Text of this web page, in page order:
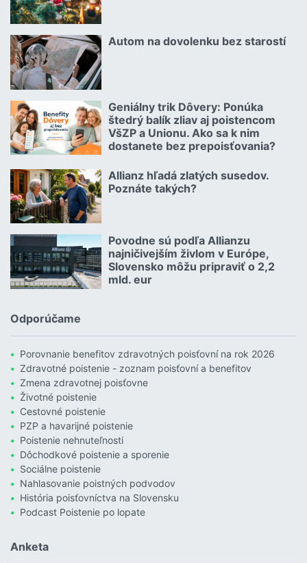
Autom na dovolenku bez starostí
02.07.2026 |
Geniálny trik Dôvery: Ponúka
štedrý balík zliav aj poistencom
VšZP a Unionu. Ako sa k nim
dostanete bez prepoisťovania?
06.07.2026 | | redakcia
Allianz hľadá zlatých susedov.
Poznáte takých?
08.07.2026 |
Povodne sú podľa Allianzu
najničivejším živlom v Európe,
Slovensko môžu pripraviť o 2,2
mld. eur
23.07.2026 |
Odporúčame
Porovnanie benefitov zdravotných poisťovní na rok 2026
Zdravotné poistenie - zoznam poisťovní a benefitov
Zmena zdravotnej poisťovne
Životné poistenie
Cestovné poistenie
PZP a havarijné poistenie
Poistenie nehnuteľnosti
Dôchodkové poistenie a sporenie
Sociálne poistenie
Nahlasovanie poistných podvodov
História poisťovníctva na Slovensku
Podcast Poistenie po lopate
Anketa